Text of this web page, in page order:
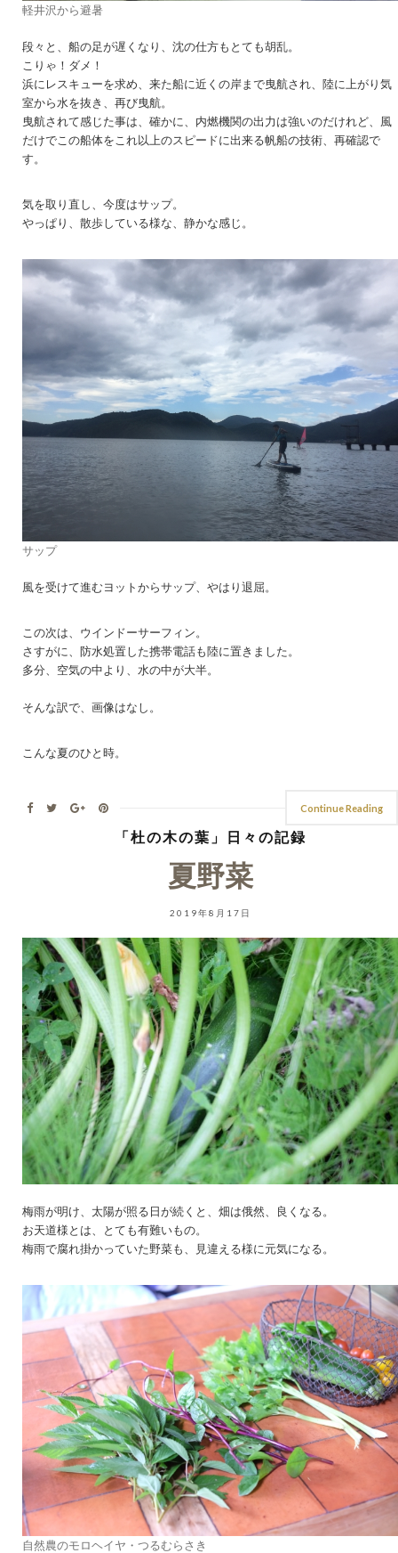
軽井沢から避暑
段々と、船の足が遅くなり、沈の仕方もとても胡乱。
こりゃ！ダメ！
浜にレスキューを求め、来た船に近くの岸まで曳航され、陸に上がり気
室から水を抜き、再び曳航。
曳航されて感じた事は、確かに、内燃機関の出力は強いのだけれど、風
だけでこの船体をこれ以上のスピードに出来る帆船の技術、再確認で
す。
気を取り直し、今度はサップ。
やっぱり、散歩している様な、静かな感じ。
サップ
風を受けて進むヨットからサップ、やはり退屈。
この次は、ウインドーサーフィン。
さすがに、防水処置した携帯電話も陸に置きました。
多分、空気の中より、水の中が大半。
そんな訳で、画像はなし。
こんな夏のひと時。
Continue Reading
「杜の木の葉」日々の記録
夏野菜
2019年8月17日
梅雨が明け、太陽が照る日が続くと、畑は俄然、良くなる。
お天道様とは、とても有難いもの。
梅雨で腐れ掛かっていた野菜も、見違える様に元気になる。
自然農のモロヘイヤ・つるむらさき